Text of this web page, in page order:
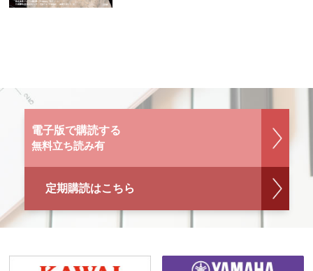
電子版で購読する
無料立ち読み有
定期購読はこちら